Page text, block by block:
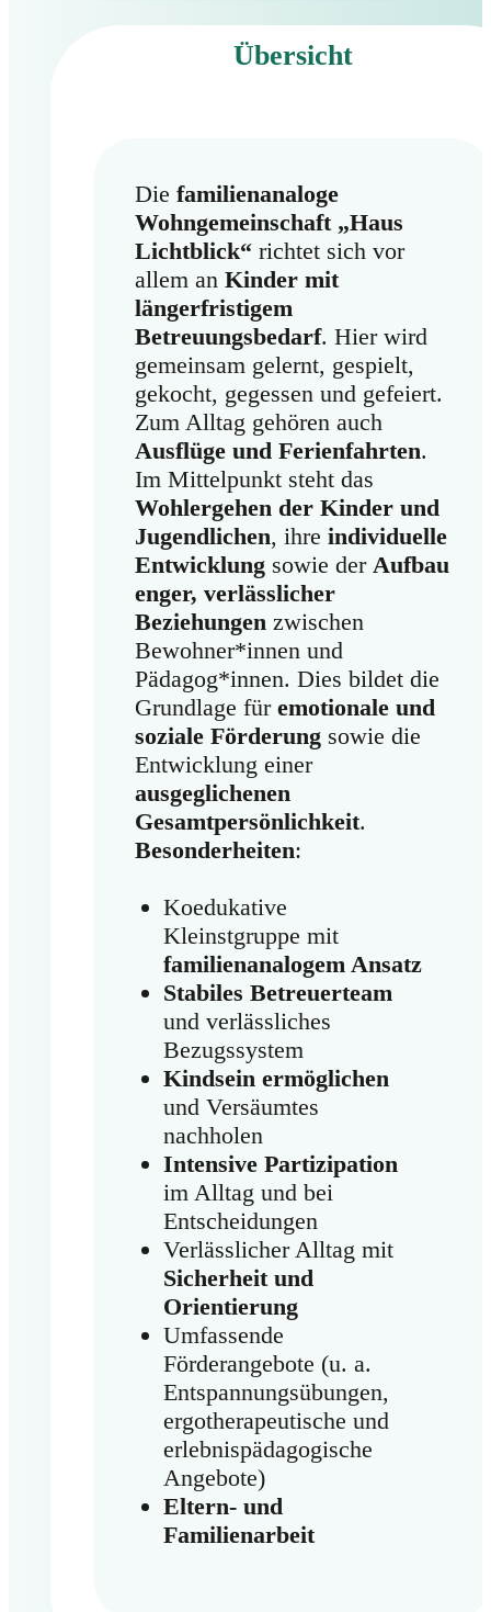
Übersicht
Diefamilienanaloge
Wohngemeinschaft „Haus
Lichtblick“ richtet sich vor
allem anKinder mit
längerfristigem
Betreuungsbedarf. Hier wird
gemeinsam gelernt, gespielt,
gekocht, gegessen und gefeiert.
Zum Alltag gehören auch
Ausflüge und Ferienfahrten.
Im Mittelpunkt steht das
Wohlergehen der Kinder und
Jugendlichen, ihreindividuelle
Entwicklung sowie derAufbau
enger, verlässlicher
Beziehungen zwischen
Bewohner*innen und
Pädagog*innen. Dies bildet die
Grundlage füremotionale und
soziale Förderung sowie die
Entwicklung einer
ausgeglichenen
Gesamtpersönlichkeit.
Besonderheiten:
Koedukative
Kleinstgruppe mit
familienanalogem Ansatz
Stabiles Betreuerteam
und verlässliches
Bezugssystem
Kindsein ermöglichen
und Versäumtes
nachholen
Intensive Partizipation
im Alltag und bei
Entscheidungen
Verlässlicher Alltag mit
Sicherheit und
Orientierung
Umfassende
Förderangebote (u. a.
Entspannungsübungen,
ergotherapeutische und
erlebnispädagogische
Angebote)
Eltern- und
Familienarbeit